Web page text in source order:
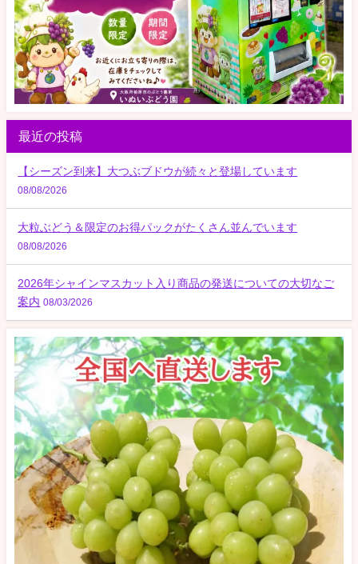
最近の投稿
【シーズン到来】大つぶブドウが続々と登場しています
08/08/2026
大粒ぶどう＆限定のお得パックがたくさん並んでいます
08/08/2026
2026年シャインマスカット入り商品の発送についての大切なご
案内 08/03/2026